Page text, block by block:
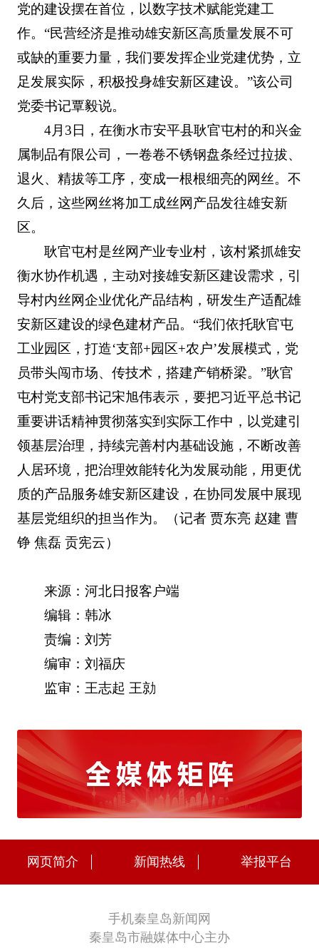
党的建设摆在首位，以数字技术赋能党建工
作。“民营经济是推动雄安新区高质量发展不可
或缺的重要力量，我们要发挥企业党建优势，立
足发展实际，积极投身雄安新区建设。”该公司
党委书记覃毅说。
4月3日，在衡水市安平县耿官屯村的和兴金
属制品有限公司，一卷卷不锈钢盘条经过拉拔、
退火、精拔等工序，变成一根根细亮的网丝。不
久后，这些网丝将加工成丝网产品发往雄安新
区。
耿官屯村是丝网产业专业村，该村紧抓雄安
衡水协作机遇，主动对接雄安新区建设需求，引
导村内丝网企业优化产品结构，研发生产适配雄
安新区建设的绿色建材产品。“我们依托耿官屯
工业园区，打造‘支部+园区+农户’发展模式，党
员带头闯市场、传技术，搭建产销桥梁。”耿官
屯村党支部书记宋旭伟表示，要把习近平总书记
重要讲话精神贯彻落实到实际工作中，以党建引
领基层治理，持续完善村内基础设施，不断改善
人居环境，把治理效能转化为发展动能，用更优
质的产品服务雄安新区建设，在协同发展中展现
基层党组织的担当作为。（记者 贾东亮 赵建 曹
铮 焦磊 贡宪云）
来源：河北日报客户端
编辑：韩冰
责编：刘芳
编审：刘福庆
监审：王志起 王勍
网页简介 新闻热线 举报平台
手机秦皇岛新闻网
秦皇岛市融媒体中心主办